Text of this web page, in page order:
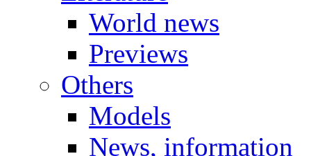
World news
Previews
Others
Models
News, information